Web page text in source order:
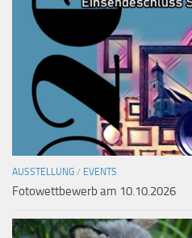
AUSSTELLUNG / EVENTS
Fotowettbewerb am 10.10.2026